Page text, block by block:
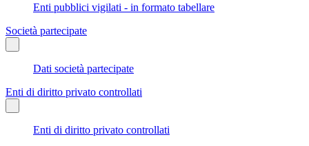
Enti pubblici vigilati - in formato tabellare
Società partecipate
Dati società partecipate
Enti di diritto privato controllati
Enti di diritto privato controllati